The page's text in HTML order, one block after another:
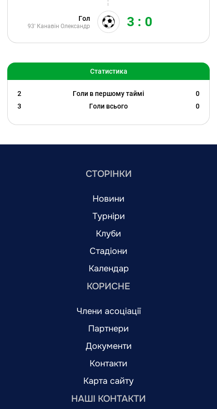
Гол
93' Канавін Олександр 3 : 0
Статистика
2 Голи в першому таймі
0
3
Голи всього 0
СТОРІНКИ
Новини
Турніри
Клуби
Стадіони
Календар
КОРИСНЕ
Члени асоціації
Партнери
Документи
Контакти
Карта сайту
НАШІ КОНТАКТИ